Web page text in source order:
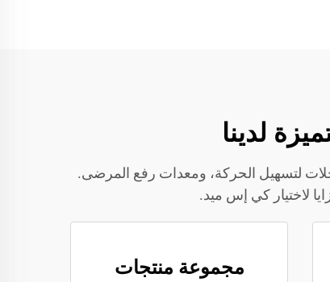
لتسهيل الحركة، ومعدات رفع المرضى.
لاختيار كي إس ميد.
مجموعة منتجات